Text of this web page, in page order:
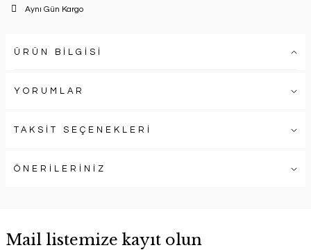
Aynı Gün Kargo
ÜRÜN BİLGİSİ
YORUMLAR
TAKSİT SEÇENEKLERİ
ÖNERİLERİNİZ
Mail listemize kayıt olun